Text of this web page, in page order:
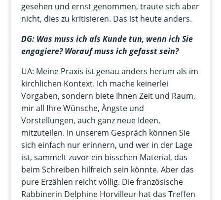
gesehen und ernst genommen, traute sich aber
nicht, dies zu kritisieren. Das ist heute anders.
DG: Was muss ich als Kunde tun, wenn ich Sie
engagiere? Worauf muss ich gefasst sein?
UA: Meine Praxis ist genau anders herum als im
kirchlichen Kontext. Ich mache keinerlei
Vorgaben, sondern biete Ihnen Zeit und Raum,
mir all Ihre Wünsche, Ängste und
Vorstellungen, auch ganz neue Ideen,
mitzuteilen. In unserem Gespräch können Sie
sich einfach nur erinnern, und wer in der Lage
ist, sammelt zuvor ein bisschen Material, das
beim Schreiben hilfreich sein könnte. Aber das
pure Erzählen reicht völlig. Die französische
Rabbinerin Delphine Horvilleur hat das Treffen